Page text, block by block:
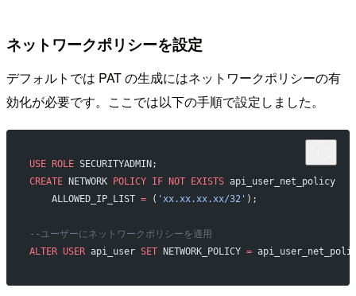
ネットワークポリシーを設定
デフォルトでは PAT の生成にはネットワークポリシーの有
効化が必要です。ここでは以下の手順で設定しました。
USE ROLE SECURITYADMIN;
CREATE NETWORK POLICY IF NOT EXISTS api_user_net_policy
    ALLOWED_IP_LIST
= ( 'xx.xx.xx.xx/32' );
--ユーザーにネットワークポリシーを適用
ALTER USER api_user SET NETWORK_POLICY =